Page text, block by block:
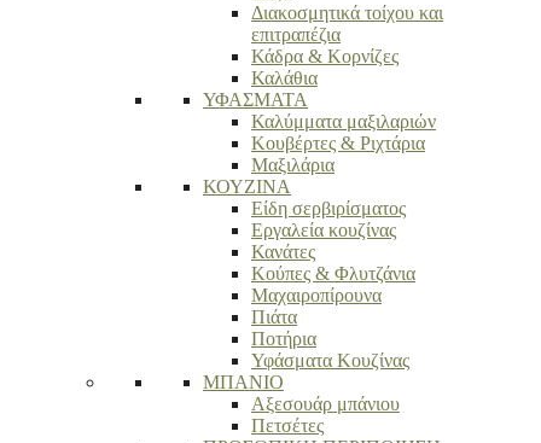
Διακοσμητικά τοίχου και
επιτραπέζια
Κάδρα & Κορνίζες
Καλάθια
ΥΦΑΣΜΑΤΑ
Καλύμματα μαξιλαριών
Κουβέρτες & Ριχτάρια
Μαξιλάρια
ΚΟΥΖΙΝΑ
Είδη σερβιρίσματος
Εργαλεία κουζίνας
Κανάτες
Κούπες & Φλυτζάνια
Μαχαιροπίρουνα
Πιάτα
Ποτήρια
Υφάσματα Κουζίνας
ΜΠΑΝΙΟ
Αξεσουάρ μπάνιου
Πετσέτες